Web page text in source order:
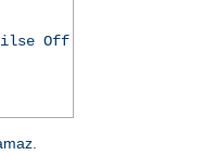
Off